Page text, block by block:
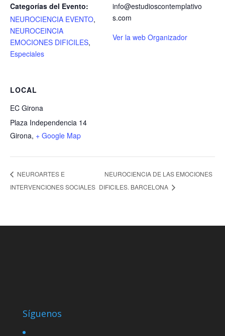
Categorías del Evento:
NEUROCIENCIA EVENTO,
NEUROCEINCIA
EMOCIONES DIFICILES,
Especiales
info@estudioscontemplativo
s.com
Ver la web Organizador
LOCAL
EC Girona
Plaza Independencia 14
Girona, + Google Map
NEUROARTES E
INTERVENCIONES SOCIALES
NEUROCIENCIA DE LAS EMOCIONES
DIFICILES. BARCELONA
Síguenos